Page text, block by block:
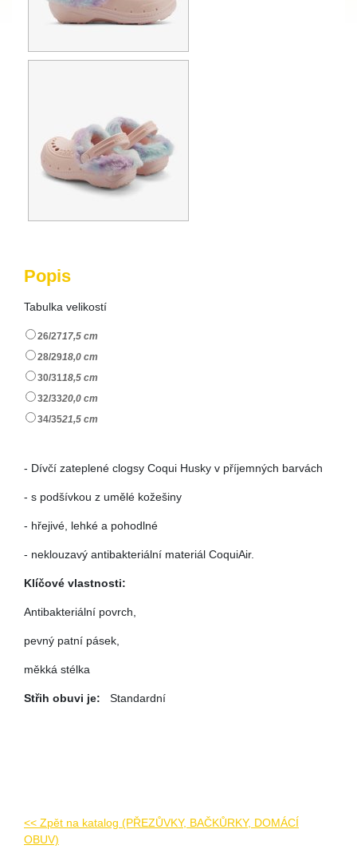
Popis
Tabulka velikostí
26/2717,5 cm
28/2918,0 cm
30/3118,5 cm
32/3320,0 cm
34/3521,5 cm
- Dívčí zateplené clogsy Coqui Husky v příjemných barvách
- s podšívkou z umělé kožešiny
- hřejivé, lehké a pohodlné
- neklouzavý antibakteriální materiál CoquiAir.
Klíčové vlastnosti:
Antibakteriální povrch
pevný patní pásek,
měkká stélka
Střih obuvi je: Standardní
<< Zpět na katalog (PŘEZŮVKY, BAČKŮRKY, DOMÁCÍ
OBUV)